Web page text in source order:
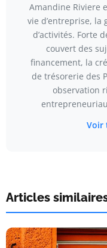
Amandine Riviere
vie d’entreprise,
d’activités. Forte
couvert des
financement, la
de trésorerie des
observation
Voir
Articles